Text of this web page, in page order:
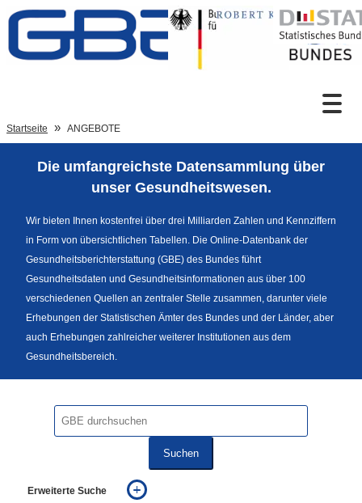
Zum Inhalt
Sprachumschaltung
Fußzeile
Startseite ANGEBOTE
Die umfangreichste Datensammlung über
unser Gesundheitswesen.
Wir bieten Ihnen kostenfrei über drei Milliarden Zahlen und Kennziffern
in Form von übersichtlichen Tabellen. Die Online-Datenbank der
Gesundheitsberichterstattung (GBE) des Bundes führt
Gesundheitsdaten und Gesundheitsinformationen aus über 100
verschiedenen Quellen an zentraler Stelle zusammen, darunter viele
Erhebungen der Statistischen Ämter des Bundes und der Länder, aber
auch Erhebungen zahlreicher weiterer Institutionen aus dem
Gesundheitsbereich.
Suchen
Erweiterte Suche